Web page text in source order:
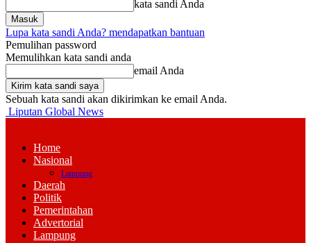
kata sandi Anda
Lupa kata sandi Anda? mendapatkan bantuan
Pemulihan password
Memulihkan kata sandi anda
email Anda
Sebuah kata sandi akan dikirimkan ke email Anda.
Liputan Global News
Home
Nasional
Lampung
Daerah
Politik
Pemerintahan
Advertorial
Lampung